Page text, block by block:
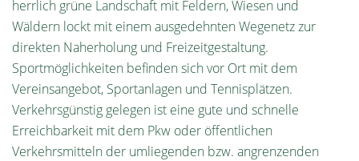
herrlich grüne Landschaft mit Feldern, Wiesen und
Wäldern lockt mit einem ausgedehnten Wegenetz zur
direkten Naherholung und Freizeitgestaltung.
Sportmöglichkeiten befinden sich vor Ort mit dem
Vereinsangebot, Sportanlagen und Tennisplätzen.
Verkehrsgünstig gelegen ist eine gute und schnelle
Erreichbarkeit mit dem Pkw oder öffentlichen
Verkehrsmitteln der umliegenden bzw. angrenzenden